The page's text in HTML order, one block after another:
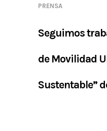
PRENSA
Seguimos
de Movilidad
Sustentable”